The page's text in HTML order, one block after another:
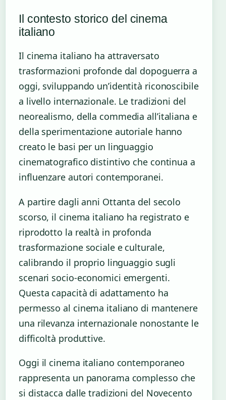
Il contesto storico del cinema
italiano
Il cinema italiano ha attraversato
trasformazioni profonde dal dopoguerra a
oggi, sviluppando un’identità riconoscibile
a livello internazionale. Le tradizioni del
neorealismo, della commedia all’italiana e
della sperimentazione autoriale hanno
creato le basi per un linguaggio
cinematografico distintivo che continua a
influenzare autori contemporanei.
A partire dagli anni Ottanta del secolo
scorso, il cinema italiano ha registrato e
riprodotto la realtà in profonda
trasformazione sociale e culturale,
calibrando il proprio linguaggio sugli
scenari socio-economici emergenti.
Questa capacità di adattamento ha
permesso al cinema italiano di mantenere
una rilevanza internazionale nonostante le
difficoltà produttive.
Oggi il cinema italiano contemporaneo
rappresenta un panorama complesso che
si distacca dalle tradizioni del Novecento